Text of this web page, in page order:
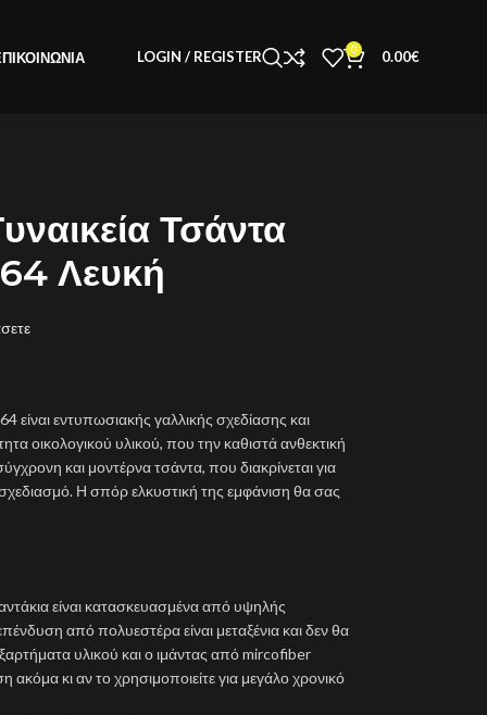
LOGIN / REGISTER 0 0.00€
Τσάντα
64 Λευκή
είναι εντυπωσιακής γαλλικής σχεδίασης και
οικολογικού υλικού, που την καθιστά ανθεκτική
και μοντέρνα τσάντα, που διακρίνεται για
Η σπόρ ελκυστική της εμφάνιση θα σας
είναι κατασκευασμένα από υψηλής
από πολυεστέρα είναι μεταξένια και δεν θα
υλικού και ο ιμάντας από mircofiber
κι αν το χρησιμοποιείτε για μεγάλο χρονικό